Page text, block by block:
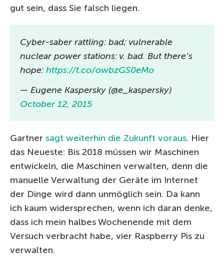
gut sein, dass Sie falsch liegen.
Cyber-saber rattling: bad; vulnerable
nuclear power stations: v. bad. But there’s
hope: https://t.co/owbzGS0eMo
— Eugene Kaspersky (@e_kaspersky)
October 12, 2015
Gartner sagt weiterhin die Zukunft voraus. Hier
das Neueste: Bis 2018 müssen wir Maschinen
entwickeln, die Maschinen verwalten, denn die
manuelle Verwaltung der Geräte im Internet
der Dinge wird dann unmöglich sein. Da kann
ich kaum widersprechen, wenn ich daran denke,
dass ich mein halbes Wochenende mit dem
Versuch verbracht habe, vier Raspberry Pis zu
verwalten.